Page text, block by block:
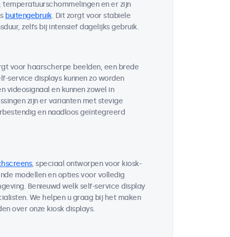
en er zijn
buitengebruik. Dit zorgt voor stabiele
zelfs bij intensief dagelijks gebruik.
voor haarscherpe beelden, een brede
service displays kunnen zo worden
en kunnen zowel in
zijn er varianten met stevige
en naadloos geïntegreerd
, speciaal ontworpen voor kiosk-
modellen en opties voor volledig
Benieuwd welk self-service display
We helpen u graag bij het maken
over onze kiosk displays.